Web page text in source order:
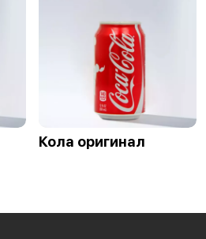
Кола оригинал